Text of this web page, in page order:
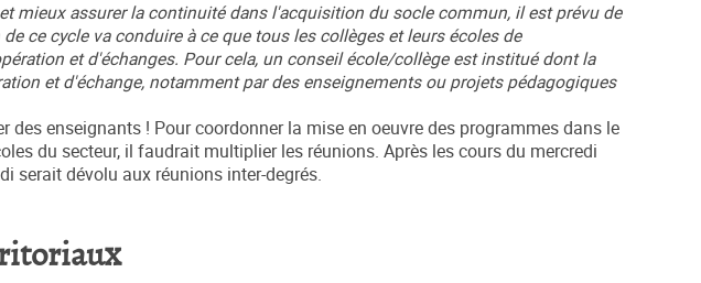
mieux assurer la continuité dans l'acquisition du socle commun, il est prévu de
ce cycle va conduire à ce que tous les collèges et leurs écoles de
et d'échanges. Pour cela, un conseil école/collège est institué dont la
et d'échange, notamment par des enseignements ou projets pédagogiques
des enseignants ! Pour coordonner la mise en oeuvre des programmes dans le
du secteur, il faudrait multiplier les réunions. Après les cours du mercredi
serait dévolu aux réunions inter-degrés.